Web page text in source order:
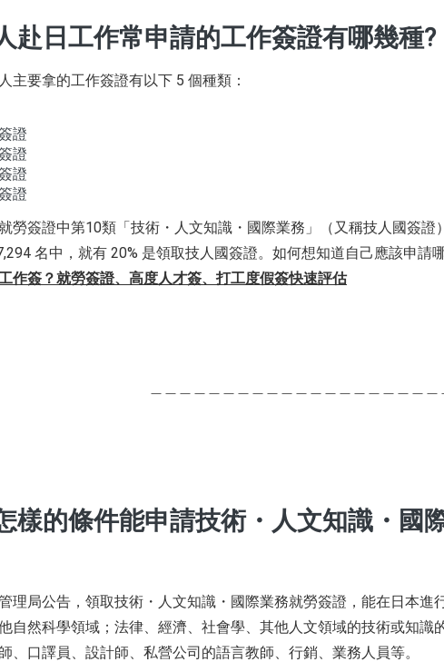
赴日工作常申請的工作簽證有哪幾種?
主要拿的工作簽證有以下 5 個種類：
證
證
證
證
勞簽證中第10類「技術・人文知識・國際業務」（又稱技人國簽證
名中，就有 20% 是領取技人國簽證。如何想知道自己應該申請
作簽？就勞簽證、高度人才簽、打工度假簽快速評估
樣的條件能申請技術・人文知識・國
理局公告，領取技術・人文知識・國際業務就勞簽證，能在日本進
自然科學領域；法律、經濟、社會學、其他人文領域的技術或知識
、口譯員、設計師、私營公司的語言教師、行銷、業務人員等。